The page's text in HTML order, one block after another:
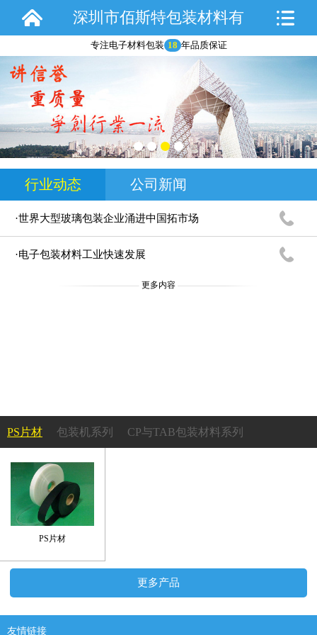
深圳市佰斯特包装材料有
限公司
专注电子材料包装 18 年品质保证
行业动态 公司新闻
·世界大型玻璃包装企业涌进中国拓市场
·电子包装材料工业快速发展
更多内容
PS片材 包装机系列 CP与TAB包装材料系列
成型机系列 PS吸塑托盘系列
承载带及上带系列
PS片材
更多产品
友情链接